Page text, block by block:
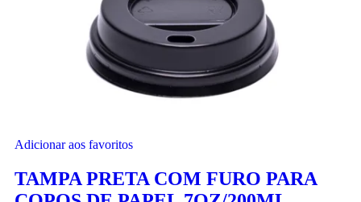
Adicionar aos favoritos
TAMPA PRETA COM FURO PARA